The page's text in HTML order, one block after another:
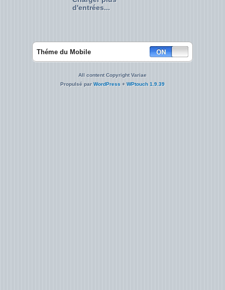
d'entrées...
Théme du Mobile
All content Copyright Variae
Propulsé parWordPress + WPtouch 1.9.39